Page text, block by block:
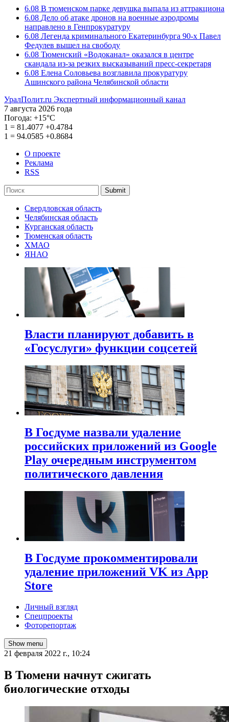
6.08 В тюменском парке девушка выпала из аттракциона
6.08 Дело об атаке дронов на военные аэродромы
направлено в Генпрокуратуру
6.08 Легенда криминального Екатеринбурга 90-х Павел
Федулев вышел на свободу
6.08 Тюменский «Водоканал» оказался в центре
скандала из-за резких высказываний пресс-секретаря
6.08 Елена Соловьева возглавила прокуратуру
Ашинского района Челябинской области
УралПолит.ru Экспертный информационный канал
7 августа 2026 года
Погода: +15°С
1 = 81.4077 +0.4784
1 = 94.0585 +0.8684
О проекте
Реклама
RSS
Submit
Свердловская область
Челябинская область
Курганская область
Тюменская область
ХМАО
ЯНАО
Власти планируют добавить в
«Госуслуги» функции соцсетей
В Госдуме назвали удаление
российских приложений из Google
Play очередным инструментом
политического давления
В Госдуме прокомментировали
удаление приложений VK из App
Store
Личный взгляд
Спецпроекты
Фоторепортаж
Show menu
21 февраля 2022 г., 10:24
В Тюмени начнут сжигать
биологические отходы